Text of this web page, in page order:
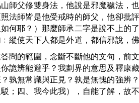
師父修雙身法，他說是邪魔穢法，
法師皆是他受戒時的師父，他卻批
何耶？）那麼師承二字是說不上的
縱使天下人都是外道，都信邪說，
的範圍，念斷不斷他的文句，前文
詭辨能避乎？我劃界的意思及釋康
孰無常識與正見？孰是無愧的強辨
；四、我今此我），自能了解，故不